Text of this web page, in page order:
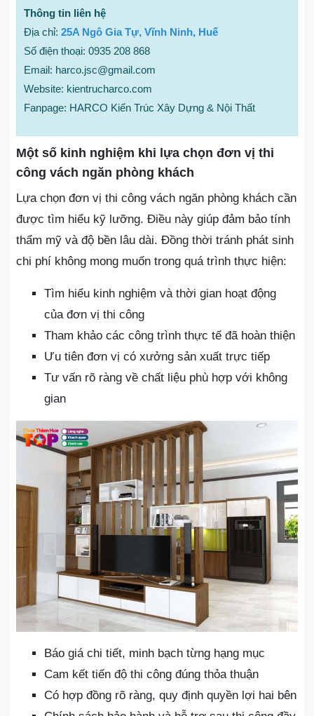
Thông tin liên hệ
Địa chỉ: 25A Ngô Gia Tự, Vĩnh Ninh, Huế
Số điện thoại: 0935 208 868
Email: harco.jsc@gmail.com
Website: kientrucharco.com
Fanpage: HARCO Kiến Trúc Xây Dựng & Nội Thất
Một số kinh nghiệm khi lựa chọn đơn vị thi
công vách ngăn phòng khách
Lựa chọn đơn vị thi công vách ngăn phòng khách cần
được tìm hiểu kỹ lưỡng. Điều này giúp đảm bảo tính
thẩm mỹ và độ bền lâu dài. Đồng thời tránh phát sinh
chi phí không mong muốn trong quá trình thực hiện:
Tìm hiểu kinh nghiệm và thời gian hoạt động
của đơn vị thi công
Tham khảo các công trình thực tế đã hoàn thiện
Ưu tiên đơn vị có xưởng sản xuất trực tiếp
Tư vấn rõ ràng về chất liệu phù hợp với không
gian
Báo giá chi tiết, minh bạch từng hạng mục
Cam kết tiến độ thi công đúng thỏa thuận
Có hợp đồng rõ ràng, quy định quyền lợi hai bên